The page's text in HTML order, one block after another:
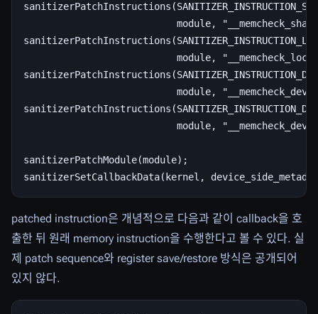
module,
module,
module,
module,
sanitizerPatchModule(module);
patched instruction은 개념적으로 다음과 같이 callback을 호
출한 뒤 원래 memory instruction을 수행한다고 볼 수 있다. 실
제 patch sequence와 register save/restore 방식은 공개되어
있지 않다.